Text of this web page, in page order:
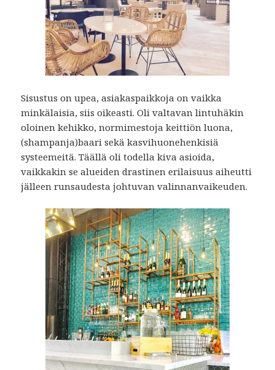
Sisustus on upea, asiakaspaikkoja on vaikka
minkälaisia, siis oikeasti. Oli valtavan lintuhäkin
oloinen kehikko, normimestoja keittiön luona,
(shampanja)baari sekä kasvihuonehenkisiä
systeemeitä. Täällä oli todella kiva asioida,
vaikkakin se alueiden drastinen erilaisuus aiheutti
jälleen runsaudesta johtuvan valinnanvaikeuden.